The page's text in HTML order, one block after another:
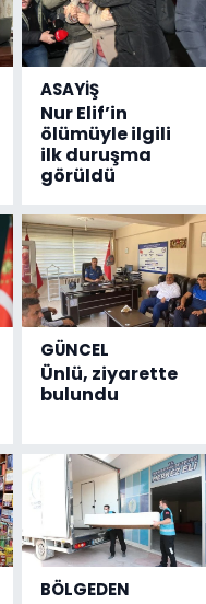
ASAYİŞ
Nur Elif’in
ölümüyle ilgili
ilk duruşma
görüldü
GÜNCEL
Ünlü, ziyarette
bulundu
BÖLGEDEN